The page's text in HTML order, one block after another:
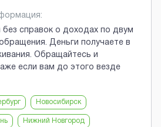
без справок о доходах по двум
Деньги получаете в
Обращайтесь и
если вам до этого везде
Новосибирск
Нижний Новгород